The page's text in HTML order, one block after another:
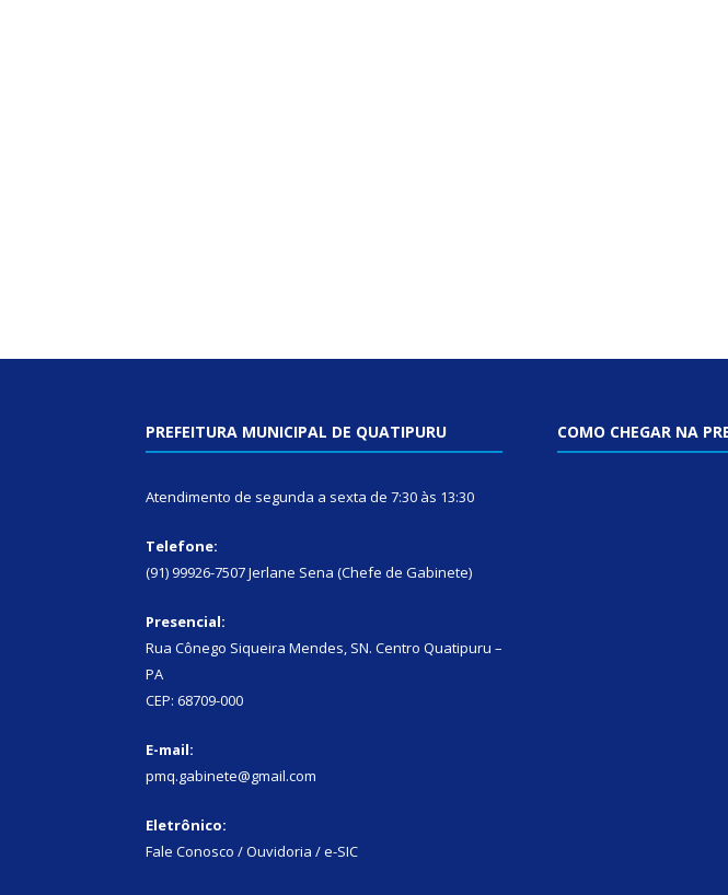
PREFEITURA MUNICIPAL DE QUATIPURU
Atendimento de segunda a sexta de 7:30 às 13:30
Telefone:
(91) 99926-7507 Jerlane Sena (Chefe de Gabinete)
Presencial:
Rua Cônego Siqueira Mendes, SN. Centro Quatipuru –
PA
CEP: 68709-000
E-mail:
pmq.gabinete@gmail.com
Eletrônico:
Fale Conosco / Ouvidoria / e-SIC
COMO CHEGAR NA